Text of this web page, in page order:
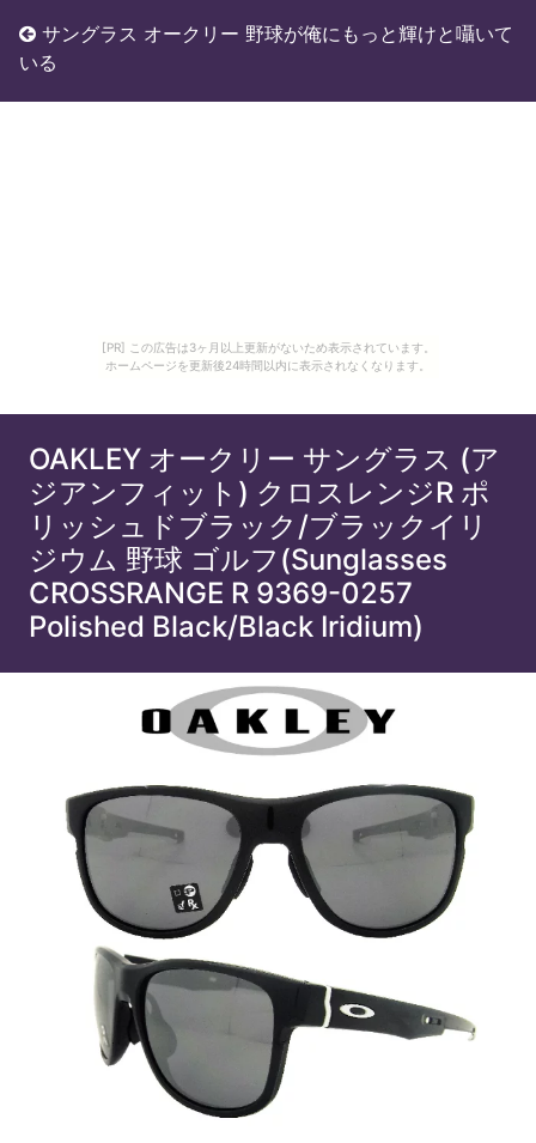
[PR] この広告は3ヶ月以上更新がないため表示されています。
ホームページを更新後24時間以内に表示されなくなります。
サングラス オークリー 野球が俺にもっと輝けと囁いて
いる
OAKLEY オークリー サングラス (ア
ジアンフィット) クロスレンジR ポ
リッシュドブラック/ブラックイリ
ジウム 野球 ゴルフ(Sunglasses
CROSSRANGE R 9369-0257
Polished Black/Black Iridium)